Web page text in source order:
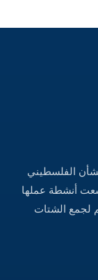
الفلسطيني
أنشطة عملها
لجمع الشتات